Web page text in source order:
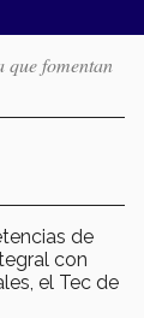
que fomentan
de
con
el Tec de